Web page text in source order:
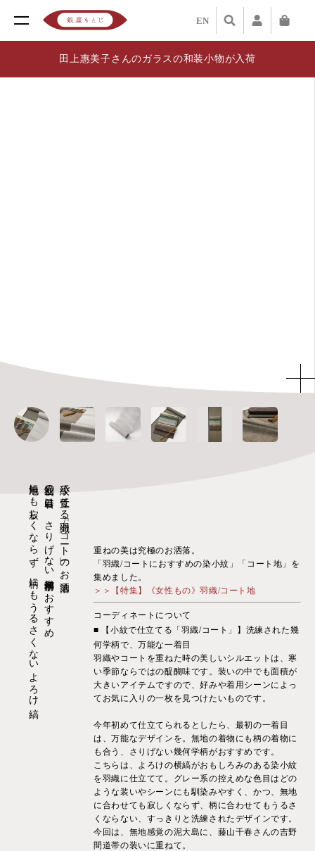
EN
田上惠美子さんのガラスの和装小物が入荷
小紋で仕立てる「羽織/コート」のお洒落
最初の一着目は、さりげない幾何学柄がおすすめ
無地にも寂しくならず、柄にもうるさくないよろけ縞
重ねの美は究極のお洒落。
「羽織/コートにおすすめの染小紋」「コート地」を
集めました。
＞＞【特集】《女性もの》羽織/コート地
コーディネートについて
■ 【小紋で仕立てる「羽織/コート」】洗練された幾
何学柄で、万能な一着目
羽織やコートを重ねた時の美しいシルエットは、寒
い季節ならではの醍醐味です。装いの中でも面積が
大きいアイテムですので、好みや着用シーンによっ
てお気に入りの一枚を見つけたいものです。
今年初めて仕立てられるとしたら、最初の一着目
は、万能なデザインを。無地の着物にも柄の着物に
も合う、さりげない幾何学柄がおすすめです。
こちらは、よろけの横縞がおもしろみのある染小紋
を羽織に仕立てて。グレー系の控えめな色目はどの
ような装いやシーンにも馴染みやすく、かつ、無地
に合わせても寂しくならず、柄に合わせてもうるさ
くならない、すっきりと洗練されたデザインです。
今回は、無地感覚の泥大島に、藤山千春さんの吉野
間道帯の装いに重ねて。